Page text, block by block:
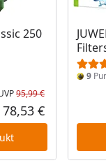
250
Rabatt in
95,99 €
Aktueller
78,53 €
9